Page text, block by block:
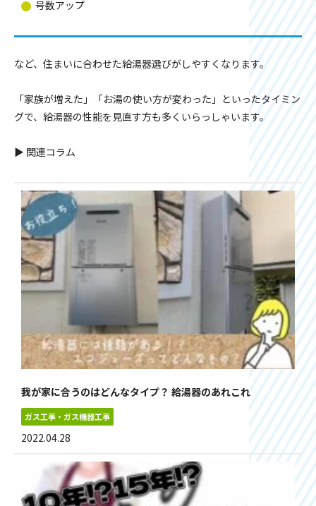
号数アップ
など、住まいに合わせた給湯器選びがしやすくなります。
「家族が増えた」「お湯の使い方が変わった」といったタイミン
グで、給湯器の性能を見直す方も多くいらっしゃいます。
▶ 関連コラム
我が家に合うのはどんなタイプ？ 給湯器のあれこれ
ガス工事・ガス機器工事
2022.04.28